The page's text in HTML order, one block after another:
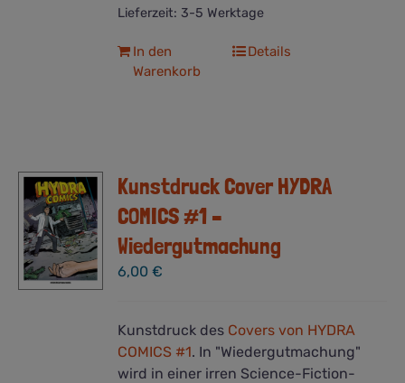
Lieferzeit: 3-5 Werktage
In den
Warenkorb
Details
Kunstdruck Cover HYDRA
COMICS #1 –
Wiedergutmachung
6,00€
Kunstdruck des Covers von HYDRA
COMICS #1. In "Wiedergutmachung"
wird in einer irren Science-Fiction-